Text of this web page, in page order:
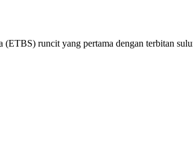
runcit yang pertama dengan terbitan